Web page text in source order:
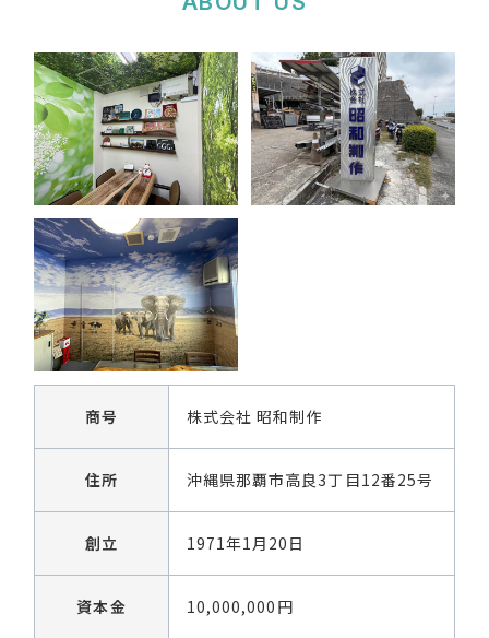
商号 株式会社 昭和制作
住所 沖縄県那覇市高良3丁目12番25号
創立 1971年1月20日
資本金 10,000,000円